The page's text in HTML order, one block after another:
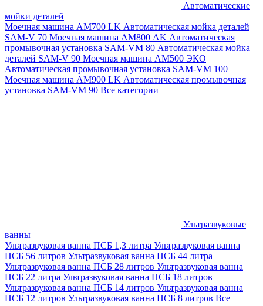
Автоматические
мойки деталей
Моечная машина AM700 LK Автоматическая мойка деталей
SAM-V 70 Моечная машина АМ800 AK Автоматическая
промывочная установка SAM-VM 80 Автоматическая мойка
деталей SAM-V 90 Моечная машина АМ500 ЭКО
Автоматическая промывочная установка SAM-VM 100
Моечная машина AM900 LK Автоматическая промывочная
установка SAM-VM 90 Все категории
Ультразвуковые
ванны
Ультразвуковая ванна ПСБ 1,3 литра Ультразвуковая ванна
ПСБ 56 литров Ультразвуковая ванна ПСБ 44 литра
Ультразвуковая ванна ПСБ 28 литров Ультразвуковая ванна
ПСБ 22 литра Ультразвуковая ванна ПСБ 18 литров
Ультразвуковая ванна ПСБ 14 литров Ультразвуковая ванна
ПСБ 12 литров Ультразвуковая ванна ПСБ 8 литров Все